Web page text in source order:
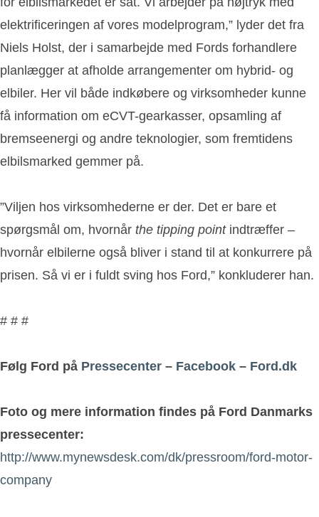
elektrificeringen af vores modelprogram,” lyder det fra
Niels Holst, der i samarbejde med Fords forhandlere
planlægger at afholde arrangementer om hybrid- og
elbiler. Her vil både indkøbere og virksomheder kunne
få information om eCVT-gearkasser, opsamling af
bremseenergi og andre teknologier, som fremtidens
elbilsmarked gemmer på.
”Viljen hos virksomhederne er der. Det er bare et
spørgsmål om, hvornår the tipping pointindtræffer –
hvornår elbilerne også bliver i stand til at konkurrere på
prisen. Så vi er i fuldt sving hos Ford,” konkluderer han.
# # #
Følg Ford på Pressecenter – Facebook – Ford.dk
Foto og mere information findes på Ford Danmarks
pressecenter:
http://www.mynewsdesk.com/dk/pressroom/ford-motor-
company